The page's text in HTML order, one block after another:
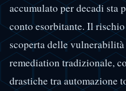
accumulato per decadi sta
conto esorbitante. Il
scoperta delle
remediation tradizionale,
drastiche tra automazione